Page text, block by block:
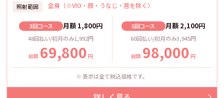
照射範囲 全身（※VIO・顔・うなじ・首を除く）
3回コース 月額 1,800円
48回払い/初月のみ1,992円
総額 69,800 円
5回コース 月額 2,100円
60回払い/初月のみ3,945円
総額 98,000 円
表示は全て税込価格です。